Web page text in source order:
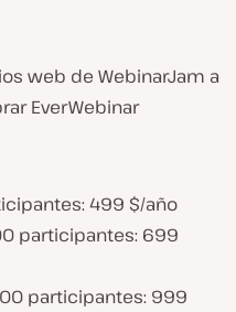
web de WebinarJam a
EverWebinar
499 $/año
participantes: 699
participantes: 999